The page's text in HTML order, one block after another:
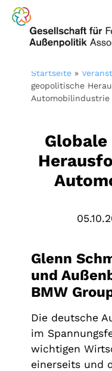
Startseite »
geopolitische
Automobilindustrie
Glenn
und
BMW
Die deutsche
im
wichtigen
einerseits und